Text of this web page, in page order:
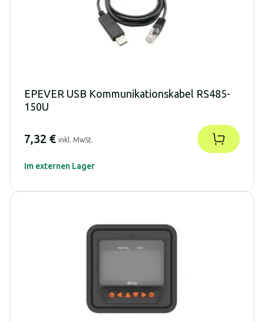
EPEVER USB Kommunikationskabel RS485-
150U
7,32 € inkl. MwSt.
Im externen Lager